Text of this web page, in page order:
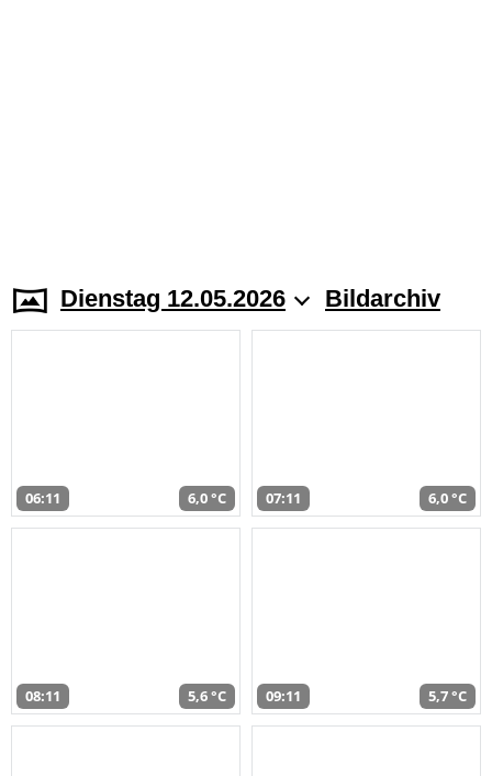
Dienstag 12.05.2026 Bildarchiv
06:11 6,0 °C 07:11 6,0 °C
08:11 5,6 °C 09:11 5,7 °C